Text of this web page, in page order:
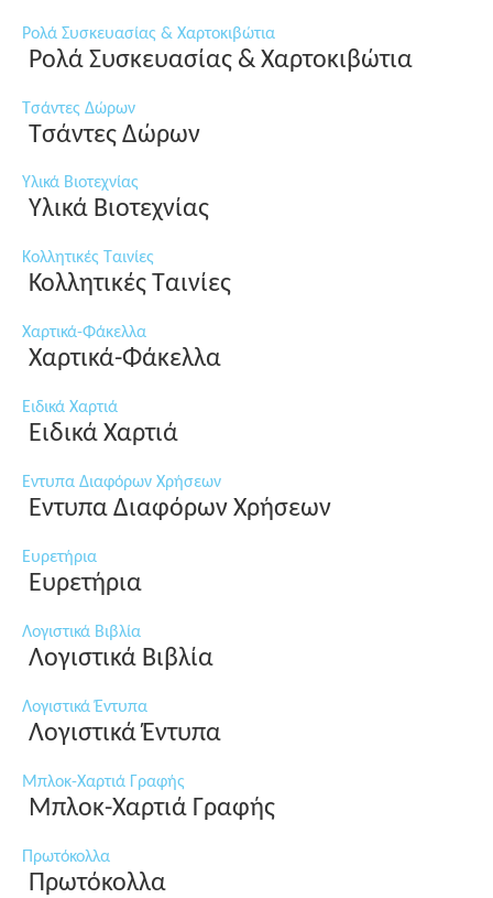
Ρολά Συσκευασίας & Χαρτοκιβώτια
Ρολά Συσκευασίας & Χαρτοκιβώτια
Τσάντες Δώρων
Τσάντες Δώρων
Υλικά Βιοτεχνίας
Υλικά Βιοτεχνίας
Κολλητικές Ταινίες
Κολλητικές Ταινίες
Χαρτικά-Φάκελλα
Χαρτικά-Φάκελλα
Ειδικά Χαρτιά
Ειδικά Χαρτιά
Εντυπα Διαφόρων Χρήσεων
Εντυπα Διαφόρων Χρήσεων
Ευρετήρια
Ευρετήρια
Λογιστικά Βιβλία
Λογιστικά Βιβλία
Λογιστικά Έντυπα
Λογιστικά Έντυπα
Μπλοκ-Χαρτιά Γραφής
Μπλοκ-Χαρτιά Γραφής
Πρωτόκολλα
Πρωτόκολλα